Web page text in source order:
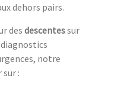
dehors pairs.
desdescentessur
notre
: